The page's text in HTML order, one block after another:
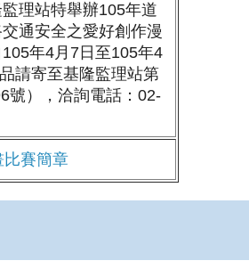
理站特舉辦105年道
通安全之愛好創作漫
年4月7日至105年4
請寄至基隆監理站第
號），洽詢電話：02-
比賽簡章